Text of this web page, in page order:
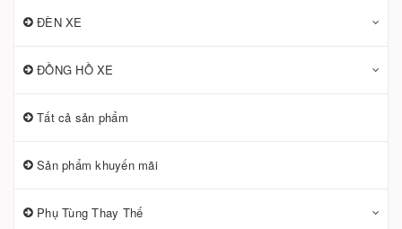
ĐÈN XE
ĐỒNG HỒ XE
Tất cả sản phẩm
Sản phẩm khuyến mãi
Phụ Tùng Thay Thế